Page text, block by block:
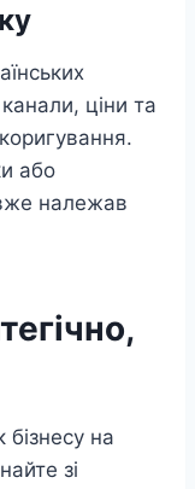
ціни та
або
належав
на
зі